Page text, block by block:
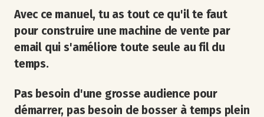
Avec ce manuel, tu as tout ce qu'il te faut
pour construire une machine de vente par
email qui s'améliore toute seule au fil du
temps.
Pas besoin d'une grosse audience pour
démarrer, pas besoin de bosser à temps plein